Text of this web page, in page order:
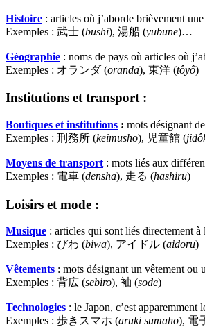
Histoire : articles où j’aborde brièvement
Exemples : 武士 (bushi), 湯船 (yubune)…
Géographie : noms de pays où articles où
Exemples : オランダ (oranda), 東洋 (tôyô)
Institutions et transport :
Boutiques et institutions : mots désignant
Exemples : 刑務所 (keimusho), 児童館 (
Moyens de transport : mots liés aux
Exemples : 電車 (densha), 走る (hashiru)
Loisirs et mode :
Musique : articles qui sont liés directement
Exemples : びわ (biwa), アイドル (aidoru)
Vêtements : mots désignant un vêtement ou
Exemples : 背広 (sebiro), 袖 (sode)
Technologies : le Japon, c’est
Exemples : 歩きスマホ (aruki sumaho), 電